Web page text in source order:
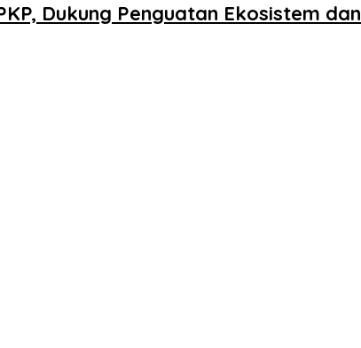
Dukung Penguatan Ekosistem